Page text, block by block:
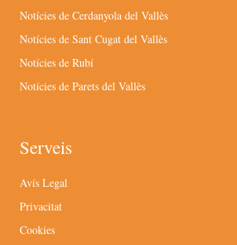
Notícies de Cerdanyola del Vallès
Notícies de Sant Cugat del Vallès
Notícies de Rubí
Notícies de Parets del Vallès
Serveis
Avís Legal
Privacitat
Cookies